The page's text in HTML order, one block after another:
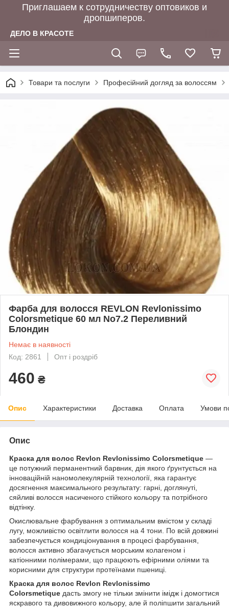
Приглашаем к сотрудничеству оптовиков и
дропшиперов.
ДЕЛО В КРАСОТЕ
Товари та послуги Професійний догляд за волоссям
Фарба для волосся REVLON Revlonissimo
Colorsmetique 60 мл No7.2 Переливний
Блондин
Немає в наявності
Код: 2861
Опт і роздріб
460 ₴
Опис Характеристики Доставка Оплата Умови
Опис
Краска для волос Revlon Revlonissimo Colorsmetique —
це потужний перманентний барвник, дія якого ґрунтується на
інноваційній наномолекулярній технології, яка гарантує
досягнення максимального результату: гарні, доглянуті,
сяйливі волосся насиченого стійкого кольору та потрібного
відтінку.
Окислювальне фарбування з оптимальним вмістом у складі
лугу, можливістю освітлити волосся на 4 тони. По всій довжині
забезпечується кондиціонування в процесі фарбування,
волосся активно збагачується морським колагеном і
катіонними полімерами, що працюють ефірними оліями та
корисними для структури протеїнами пшениці.
Краска для волос Revlon Revlonissimo
Colorsmetique дасть змогу не тільки змінити імідж і домогтися
яскравого та дивовижного кольору, але й поліпшити загальний